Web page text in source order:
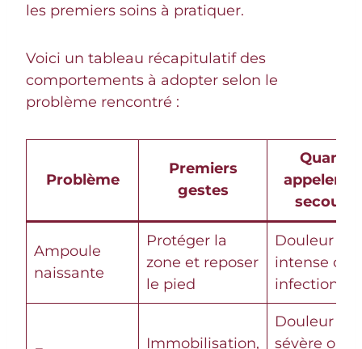
les premiers soins à pratiquer.
Voici un tableau récapitulatif des
comportements à adopter selon le
problème rencontré :
Problème
Premiers
gestes
Quand
appeler
secours
Ampoule
naissante
Protéger la
zone et reposer
le pied
Douleur
intense ou
infection
Immobilisation,
Douleur
sévère ou